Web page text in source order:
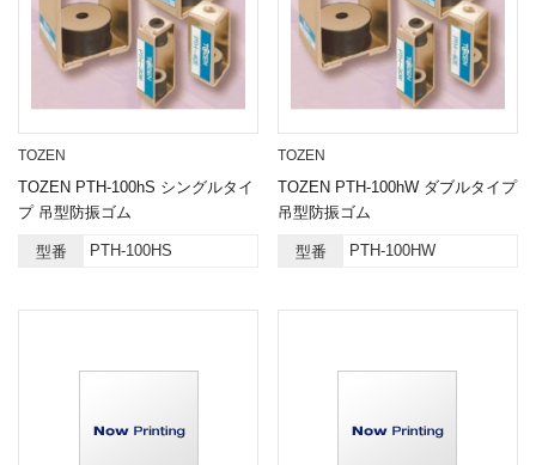
TOZEN
TOZEN PTH-100hS シングルタイ
プ 吊型防振ゴム
型番 PTH-100HS
TOZEN
TOZEN PTH-100hW ダブルタイプ
吊型防振ゴム
型番 PTH-100HW